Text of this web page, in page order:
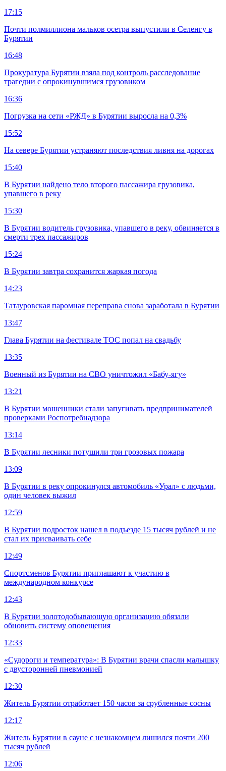
17:15
Почти полмиллиона мальков осетра выпустили в Селенгу в
Бурятии
16:48
Прокуратура Бурятии взяла под контроль расследование
трагедии с опрокинувшимся грузовиком
16:36
Погрузка на сети «РЖД» в Бурятии выросла на 0,3%
15:52
На севере Бурятии устраняют последствия ливня на дорогах
15:40
В Бурятии найдено тело второго пассажира грузовика,
упавшего в реку
15:30
В Бурятии водитель грузовика, упавшего в реку, обвиняется в
смерти трех пассажиров
15:24
В Бурятии завтра сохранится жаркая погода
14:23
Татауровская паромная переправа снова заработала в Бурятии
13:47
Глава Бурятии на фестивале ТОС попал на свадьбу
13:35
Военный из Бурятии на СВО уничтожил «Бабу-ягу»
13:21
В Бурятии мошенники стали запугивать предпринимателей
проверками Роспотребнадзора
13:14
В Бурятии лесники потушили три грозовых пожара
13:09
В Бурятии в реку опрокинулся автомобиль «Урал» с людьми,
один человек выжил
12:59
В Бурятии подросток нашел в подъезде 15 тысяч рублей и не
стал их присваивать себе
12:49
Спортсменов Бурятии приглашают к участию в
международном конкурсе
12:43
В Бурятии золотодобывающую организацию обязали
обновить систему оповещения
12:33
«Судороги и температура»: В Бурятии врачи спасли малышку
с двусторонней пневмонией
12:30
Житель Бурятии отработает 150 часов за срубленные сосны
12:17
Житель Бурятии в сауне с незнакомцем лишился почти 200
тысяч рублей
12:06